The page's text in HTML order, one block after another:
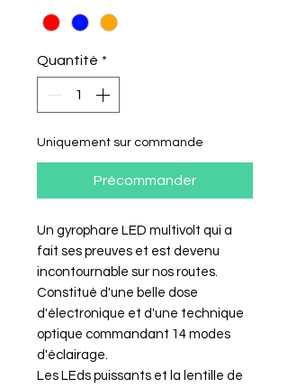
Quantité *
Uniquement sur commande
Précommander
Un gyrophare LED multivolt qui a
fait ses preuves et est devenu
incontournable sur nos routes.
Constitué d'une belle dose
d'électronique et d'une technique
optique commandant 14 modes
d'éclairage.
Les LEds puissants et la lentille de